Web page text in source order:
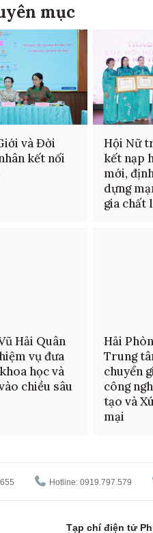
mục
và Đời
kết nối
Hội Nữ
kết nạp
mới,
dựng
gia chất
Hải Quân
vụ đưa
học và
chiều sâu
Hải
Trung
chuyển
công
tạo và
mại
Hotline: 0919.797.579
Tạp chí điện tử